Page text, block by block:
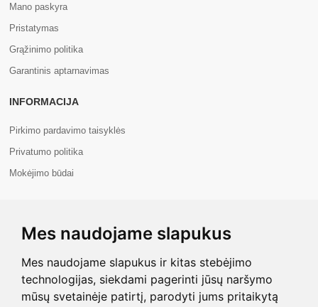
Mes naudojame slapukus
Mes naudojame slapukus ir kitas stebėjimo
technologijas, siekdami pagerinti jūsų naršymo
mūsų svetainėje patirtį, parodyti jums pritaikytą
Mano paskyra
Pristatymas
Grąžinimo politika
Garantinis aptarnavimas
INFORMACIJA
Pirkimo pardavimo taisyklės
Privatumo politika
Mokėjimo būdai
Apie mus